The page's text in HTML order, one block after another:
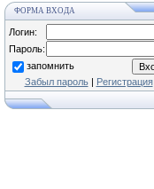
ФОРМА ВХОДА
Логин:
Пароль:
запомнить
Забыл пароль| Регистрация